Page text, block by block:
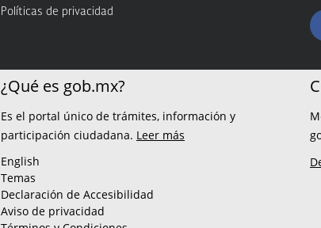
Políticas de privacidad
¿Qué es gob.mx?
Es el portal único de trámites, información y
participación ciudadana. Leer más
English
Temas
Declaración de Accesibilidad
Aviso de privacidad